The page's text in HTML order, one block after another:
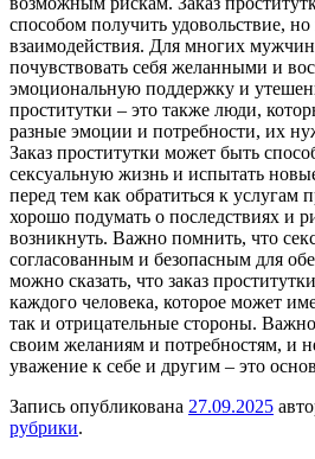
способом получить удовольствие,
взаимодействия. Для многих
почувствовать себя желанными и
эмоциональную поддержку и
проститутки – это также люди,
разные эмоции и потребности, их
Заказ проститутки может быть
сексуальную жизнь и испытать
перед тем как обратиться к услугам
хорошо подумать о последствиях и
возникнуть. Важно помнить, что
согласованным и безопасным для
можно сказать, что заказ
каждого человека, которое может
так и отрицательные стороны.
своим желаниям и потребностям, и
уважение к себе и другим – это
Запись опубликована 27.09.2025
рубрики.